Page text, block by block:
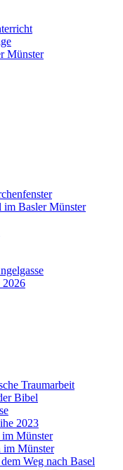
Münster
im Basler Münster
2026
Traumarbeit
Bibel
2023
im Münster
im Münster
Weg nach Basel